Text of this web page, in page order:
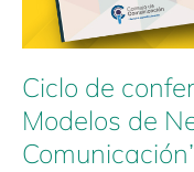
Ciclo de
Modelos de
Medios
–
Tercer
día